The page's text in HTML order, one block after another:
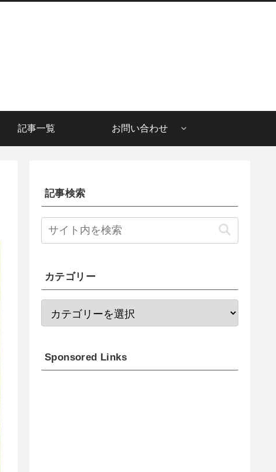
記事一覧 お問い合わせ
記事検索
カテゴリー
Sponsored Links